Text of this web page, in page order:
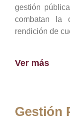
gestión
combatan la
rendición de
Ver más
Gestión